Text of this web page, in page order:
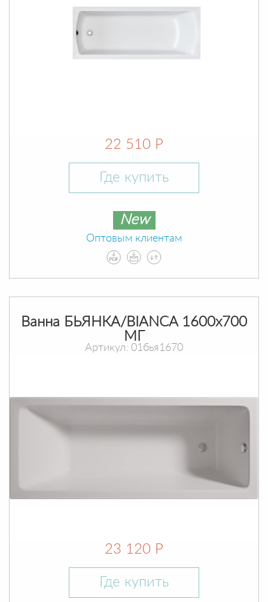
22 510 Р
Где купить
New
Оптовым клиентам
Ванна БЬЯНКА/BIANCA 1600х700
МГ
Артикул: 01бья1670
23 120 Р
Где купить